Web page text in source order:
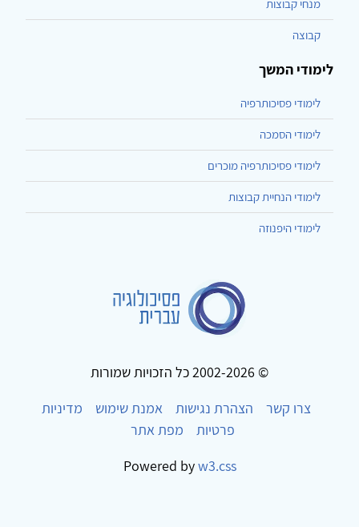
מנחי קבוצות
קבוצה
לימודי המשך
לימודי פסיכותרפיה
לימודי הסמכה
לימודי פסיכותרפיה מוכרים
לימודי הנחיית קבוצות
לימודי היפנוזה
© 2002-2026 כל הזכויות שמורות
צרו קשר
הצהרת נגישות אמנת שימוש
מדיניות
פרטיות
מפת אתר
Powered byw3.css